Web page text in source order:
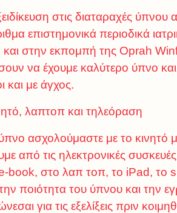
στις διαταραχές ύπνου
επιστημονικά περιοδικά
και στην εκπομπή της Oprah
να έχουμε καλύτερο ύπνο
και με άγχος.
λαπτοπ και τηλεόραση
ασχολούμαστε με το
από τις ηλεκτρονικές
book, στο λαπ τοπ, το iPad, το
ποιότητα του ύπνου και την
για τις εξελίξεις πριν